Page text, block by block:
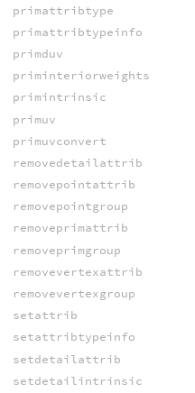
primattribtype
primattribtypeinfo
primduv
priminteriorweights
primintrinsic
primuv
primuvconvert
removedetailattrib
removepointattrib
removepointgroup
removeprimattrib
removeprimgroup
removevertexattrib
removevertexgroup
setattrib
setattribtypeinfo
setdetailattrib
setdetailintrinsic